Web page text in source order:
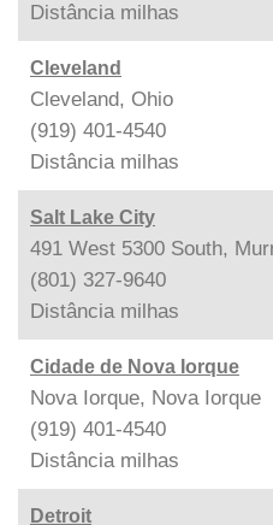
Distância milhas
Cleveland
Cleveland, Ohio
(919) 401-4540
Distância milhas
Salt Lake City
491 West 5300 South,
(801) 327-9640
Distância milhas
Cidade de Nova Iorque
Nova Iorque, Nova Iorque
(919) 401-4540
Distância milhas
Detroit